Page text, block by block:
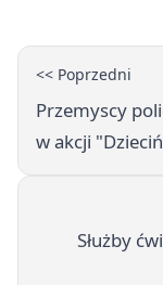
<< Poprzedni
Przemyscy
w akcji
Służby